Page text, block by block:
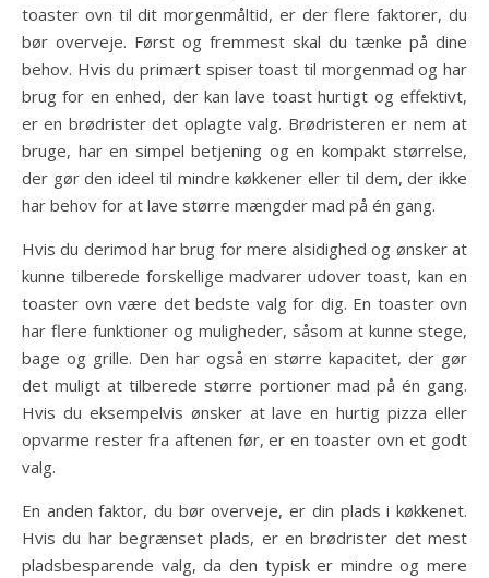
toaster ovn til dit morgenmåltid, er der flere faktorer, du
bør overveje. Først og fremmest skal du tænke på dine
behov. Hvis du primært spiser toast til morgenmad og har
brug for en enhed, der kan lave toast hurtigt og effektivt,
er en brødrister det oplagte valg. Brødristeren er nem at
bruge, har en simpel betjening og en kompakt størrelse,
der gør den ideel til mindre køkkener eller til dem, der ikke
har behov for at lave større mængder mad på én gang.
Hvis du derimod har brug for mere alsidighed og ønsker at
kunne tilberede forskellige madvarer udover toast, kan en
toaster ovn være det bedste valg for dig. En toaster ovn
har flere funktioner og muligheder, såsom at kunne stege,
bage og grille. Den har også en større kapacitet, der gør
det muligt at tilberede større portioner mad på én gang.
Hvis du eksempelvis ønsker at lave en hurtig pizza eller
opvarme rester fra aftenen før, er en toaster ovn et godt
valg.
En anden faktor, du bør overveje, er din plads i køkkenet.
Hvis du har begrænset plads, er en brødrister det mest
pladsbesparende valg, da den typisk er mindre og mere